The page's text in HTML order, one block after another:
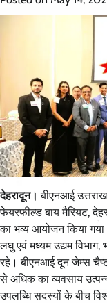
देहरादून। बीएनआई
फेयरफील्ड बाय मैरियट,
का भव्य आयोजन किया
लघु एवं मध्यम उद्यम
रहे। बीएनआई दून जेम्स
से अधिक का व्यवसाय
उपलब्धि सदस्यों के बीच